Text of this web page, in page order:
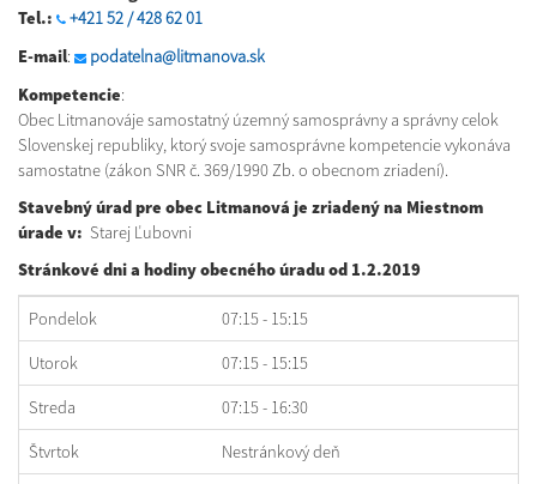
Tel.:
+421 52 / 428 62 01
E-mail:
podatelna@litmanova.sk
Kompetencie:
Obec Litmanováje samostatný územný samosprávny a správny celok
Slovenskej republiky, ktorý svoje samosprávne kompetencie vykonáva
samostatne (zákon SNR č. 369/1990 Zb. o obecnom zriadení).
Stavebný úrad pre obec Litmanová je zriadený na Miestnom
úrade v: Starej Ľubovni
Stránkové dni a hodiny obecného úradu od 1.2.2019
Pondelok 07:15 - 15:15
Utorok 07:15 - 15:15
Streda 07:15 - 16:30
Štvrtok Nestránkový deň